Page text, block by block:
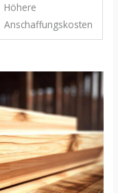
Höhere
Anschaffungskosten